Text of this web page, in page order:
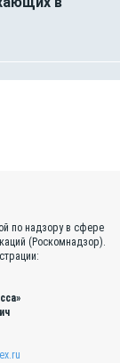
по надзору в сфере
(Роскомнадзор).